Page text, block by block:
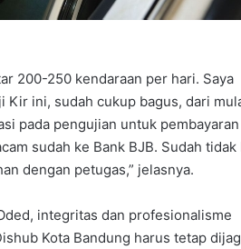
200-250 kendaraan per hari. Saya
Kir ini, sudah cukup bagus, dari
pada pengujian untuk pembayaran
sudah ke Bank BJB. Sudah tidak
dengan petugas,” jelasnya.
integritas dan profesionalisme
Kota Bandung harus tetap